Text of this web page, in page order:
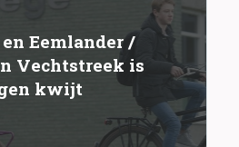
Eemlander /
Vechtstreek is
kwijt